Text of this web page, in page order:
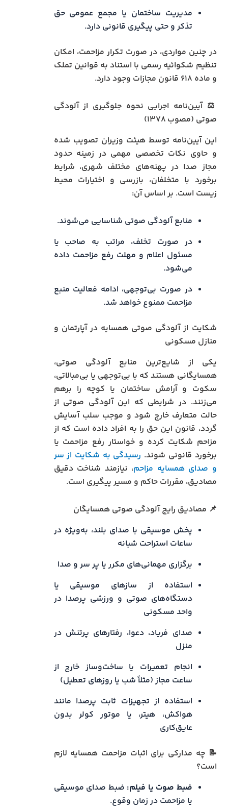
مدیریت ساختمان یا مجمع عمومی حق
تذکر و حتی پیگیری قانونی دارد.
در چنین مواردی، در صورت تکرار مزاحمت، امکان
تنظیم شکوائیه رسمی با استناد به قوانین تملک
و ماده ۶۱۸ قانون مجازات وجود دارد.
⚖️ آیین‌نامه اجرایی نحوه جلوگیری از آلودگی
صوتی (مصوب ۱۳۷۸)
این آیین‌نامه توسط هیئت وزیران تصویب شده
و حاوی نکات تخصصی مهمی در زمینه حدود
مجاز صدا در پهنه‌های مختلف شهری، شرایط
برخورد با متخلفان، بازرسی و اختیارات محیط
زیست است. بر اساس آن:
منابع آلودگی صوتی شناسایی می‌شوند.
در صورت تخلف، مراتب به صاحب یا
مسئول اعلام و مهلت رفع مزاحمت داده
می‌شود.
در صورت بی‌توجهی، ادامه فعالیت منبع
مزاحمت ممنوع خواهد شد.
شکایت از آلودگی صوتی همسایه در آپارتمان و
منازل مسکونی
یکی از شایع‌ترین منابع آلودگی صوتی،
همسایگانی هستند که با بی‌توجهی یا بی‌مبالاتی،
سکوت و آرامش ساختمان یا کوچه را برهم
می‌زنند. در شرایطی که این آلودگی صوتی از
حالت متعارف خارج شود و موجب سلب آسایش
گردد، قانون این حق را به افراد داده است که از
مزاحم شکایت کرده و خواستار رفع مزاحمت یا
برخورد قانونی شوند. رسیدگی به شکایت از سر
و صدای همسایه مزاحم، نیازمند شناخت دقیق
مصادیق، مقررات حاکم و مسیر پیگیری است.
📌 مصادیق رایج آلودگی صوتی همسایگان
پخش موسیقی با صدای بلند، به‌ویژه در
ساعات استراحت شبانه
برگزاری مهمانی‌های مکرر یا پر سر و صدا
استفاده از سازهای موسیقی یا
دستگاه‌های صوتی و ورزشی پرصدا در
واحد مسکونی
صدای فریاد، دعوا، رفتارهای پرتنش در
منزل
انجام تعمیرات یا ساخت‌وساز خارج از
ساعت مجاز (مثلاً شب یا روزهای تعطیل)
استفاده از تجهیزات ثابت پرصدا مانند
هواکش، هیتر، یا موتور کولر بدون
عایق‌کاری
📝 چه مدارکی برای اثبات مزاحمت همسایه لازم
است؟
ضبط صوت یا فیلم: ضبط صدای موسیقی
یا مزاحمت در زمان وقوع.